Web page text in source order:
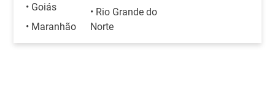
• Goiás
• Maranhão
• Rio Grande do
Norte